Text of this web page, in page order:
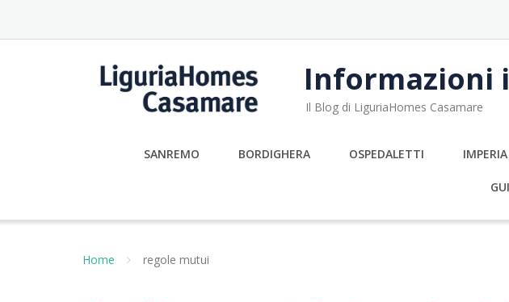
content
Informazioni
Il Blog di LiguriaHomes Casamare
SANREMO BORDIGHERA OSPEDALETTI IMPERIA
Home regole mutui